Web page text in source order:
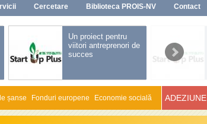
Cercetare Biblioteca PROIS-NV Contact
Un proiect pentru
viitori antreprenori de
succes
șanse Fonduri europene Economie socială ADEZIUNE